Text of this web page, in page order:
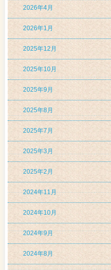
2026年4月
2026年1月
2025年12月
2025年10月
2025年9月
2025年8月
2025年7月
2025年3月
2025年2月
2024年11月
2024年10月
2024年9月
2024年8月